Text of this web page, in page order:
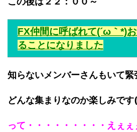
FX仲間に呼ばれて(´ω｀*)
ることになりました
知らないメンバーさんもいて緊
どんな集まりなのか楽しみで
って・・・・・・・・・えぇぇ